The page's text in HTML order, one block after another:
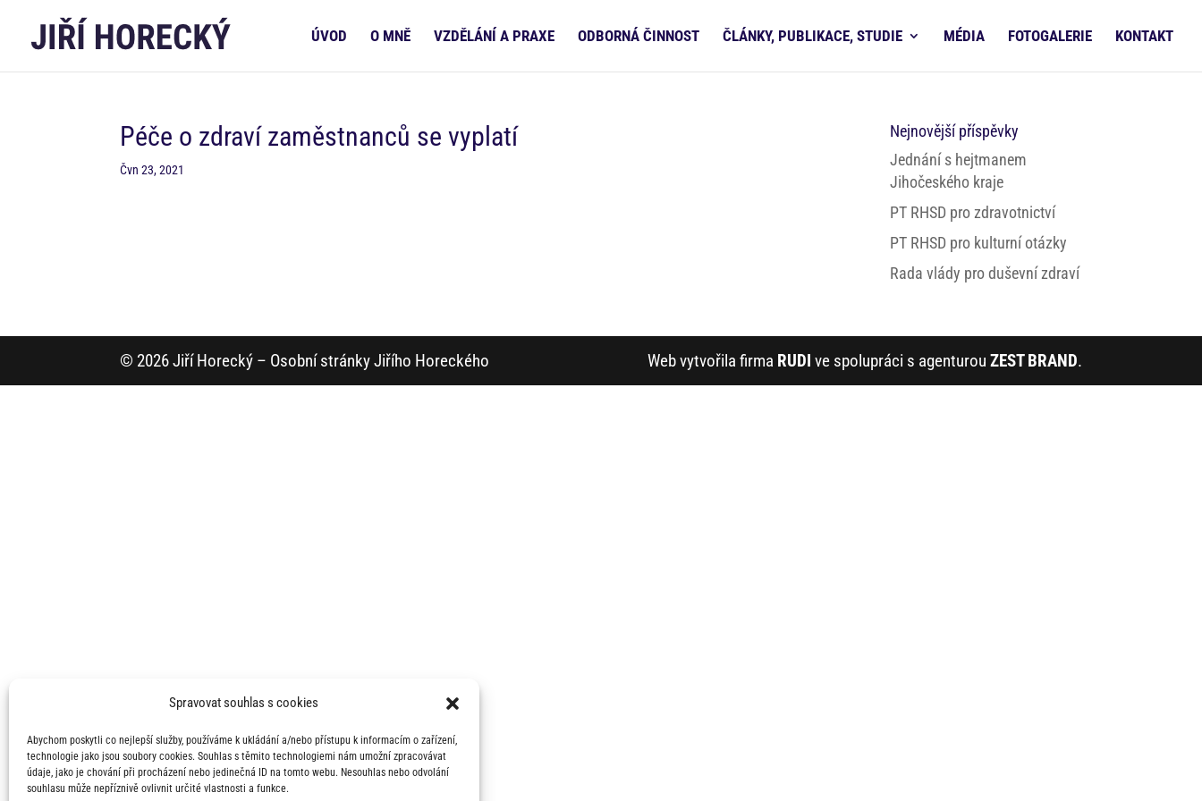
Spravovat souhlas s cookies
Abychom poskytli co nejlepší služby, používáme k ukládání a/nebo přístupu k informacím o zařízení,
technologie jako jsou soubory cookies. Souhlas s těmito technologiemi nám umožní zpracovávat
údaje, jako je chování při procházení nebo jedinečná ID na tomto webu. Nesouhlas nebo odvolání
souhlasu může nepříznivě ovlivnit určité vlastnosti a funkce.
ÚVOD O MNĚ VZDĚLÁNÍ A PRAXE ODBORNÁ ČINNOST ČLÁNKY, PUBLIKACE, STUDIE MÉDIA FOTOGALERIE KONTAKT
Péče o zdraví zaměstnanců se vyplatí
Čvn 23, 2021
Nejnovější příspěvky
Jednání s hejtmanem
Jihočeského kraje
PT RHSD pro zdravotnictví
PT RHSD pro kulturní otázky
Rada vlády pro duševní zdraví
© 2026 Jiří Horecký – Osobní stránky Jiřího Horeckého Web vytvořila firma RUDI ve spolupráci s agenturou ZEST BRAND.